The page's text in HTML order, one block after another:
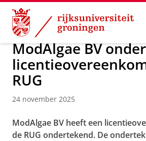
Skip
Content
Skip
Navigation
Over ons Actueel Nieuws
ModAlgae BV
RUG
24 november 2025
ModAlgae BV heeft een
de RUG ondertekend. De